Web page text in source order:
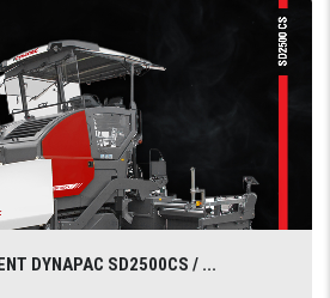
DYNAPAC SD2500CS / ...